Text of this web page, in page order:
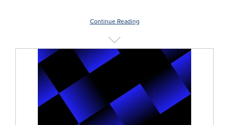
Continue Reading